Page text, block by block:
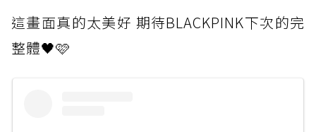
這畫面真的太美好 期待BLACKPINK下次的完
整體🖤🩷